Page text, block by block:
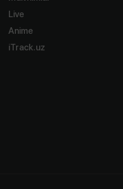
Live
Anime
iTrack.uz